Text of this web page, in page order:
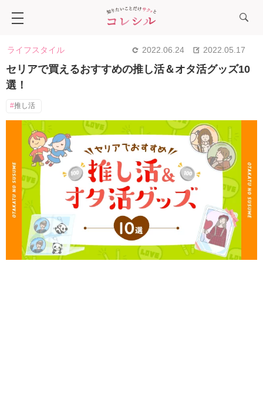
ライフスタイル 2022.06.24 2022.05.17
セリアで買えるおすすめの推し活＆オタ活グッズ10
選！
推し活